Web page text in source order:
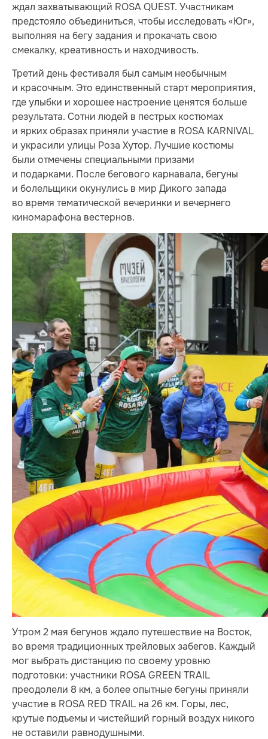
ждал захватывающий ROSA QUEST. Участникам
предстояло объединиться, чтобы исследовать «Юг»,
выполняя на бегу задания и прокачать свою
смекалку, креативность и находчивость.
Третий день фестиваля был самым необычным
и красочным. Это единственный старт мероприятия,
где улыбки и хорошее настроение ценятся больше
результата. Сотни людей в пестрых костюмах
и ярких образах приняли участие в ROSA KARNIVAL
и украсили улицы Роза Хутор. Лучшие костюмы
были отмечены специальными призами
и подарками. После бегового карнавала, бегуны
и болельщики окунулись в мир Дикого запада
во время тематической вечеринки и вечернего
киномарафона вестернов.
Утром 2 мая бегунов ждало путешествие на Восток,
во время традиционных трейловых забегов. Каждый
мог выбрать дистанцию по своему уровню
подготовки: участники ROSA GREEN TRAIL
преодолели 8 км, а более опытные бегуны приняли
участие в ROSA RED TRAIL на 26 км. Горы, лес,
крутые подъемы и чистейший горный воздух никого
не оставили равнодушными.